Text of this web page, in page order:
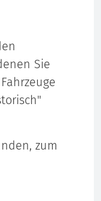
Sie
zum